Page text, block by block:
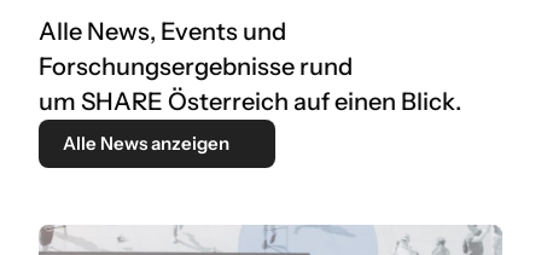
Alle News, Events und
Forschungsergebnisse rund
um SHARE Österreich auf einen Blick.
Alle News anzeigen